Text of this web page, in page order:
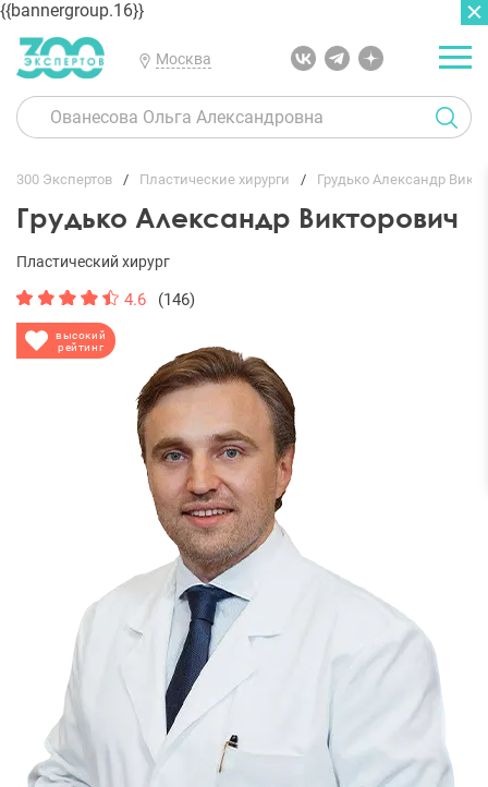
{{bannergroup.16}}
Москва
300 Экспертов Пластические хирурги Грудько Александр
Грудько Александр Викторович
высокий
рейтинг
Пластический хирург
4.6 (146)
ГЛАВНАЯ ОТЗЫВЫ